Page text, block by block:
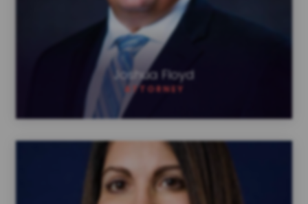
Joshua Floyd
ATTORNEY
Joshua Floyd